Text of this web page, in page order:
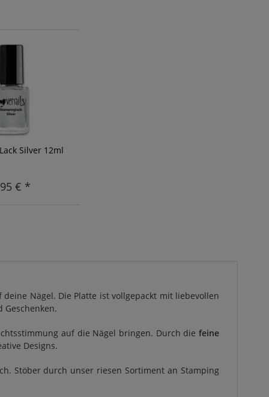
Silver 12ml
€ *
Nägel. Die Platte ist vollgepackt mit liebevollen
auf die Nägel bringen. Durch die feine
Designs.
Stöber durch unser riesen Sortiment an Stamping